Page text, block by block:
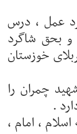
عمل ، درس
و بحق شاگرد
خوزستان
چمران را
.
، امام ،